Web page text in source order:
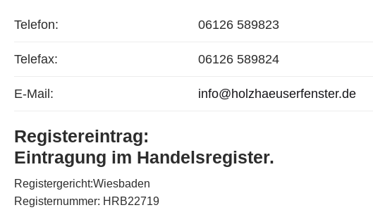
Telefon: 06126 589823
Telefax: 06126 589824
E-Mail: info@holzhaeuserfenster.de
Registereintrag:
Eintragung im Handelsregister.
Registergericht:Wiesbaden
Registernummer: HRB22719